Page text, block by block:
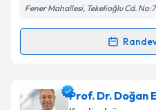
Kişisel verilerimin
Metni'ni okudum ve
kapsamda
Fener Mahallesi, Tekelioğlu Cd. No:7
Randevu Takvimi
Uzm. Dr. Necmettin
Prof. Dr. Doğan